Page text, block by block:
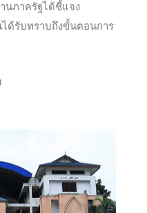
นภาครัฐได้ชี้แจง
ด้รับทราบถึงขั้นตอนการ